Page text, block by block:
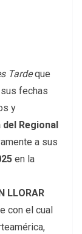
Tardeque
fechas
y
del Regional
a sus
en la
LLORAR
con el cual